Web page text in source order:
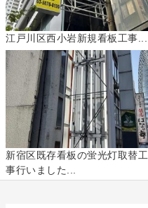
江戸川区西小岩新規看板工事...
新宿区既存看板の蛍光灯取替工
事行いました...